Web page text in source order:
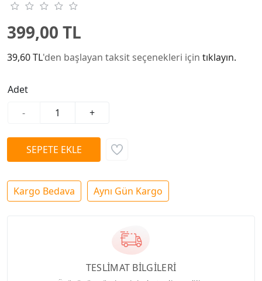
399,00 TL
39,60 TL'den başlayan taksit seçenekleri için tıklayın.
Adet
-
+
Kargo Bedava Aynı Gün Kargo
TESLİMAT BİLGİLERİ